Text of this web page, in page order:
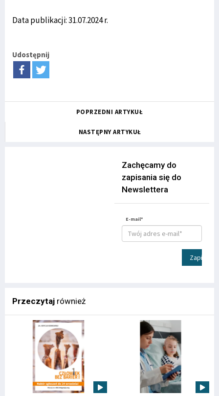
Data publikacji: 31.07.2024 r.
Udostępnij
POPRZEDNI ARTYKUŁ
NASTĘPNY ARTYKUŁ
Zachęcamy do
zapisania się do
Newslettera
E-mail*
Zapisz
Przeczytaj również